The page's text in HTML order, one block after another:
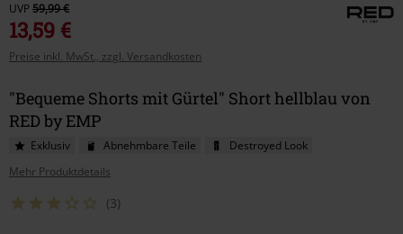
UVP59,99 €
13,59 €
Preise inkl. MwSt., zzgl. Versandkosten
"Bequeme Shorts mit Gürtel" Short hellblau von
RED by EMP
Exklusiv Abnehmbare Teile
Destroyed Look
Mehr Produktdetails
(3)